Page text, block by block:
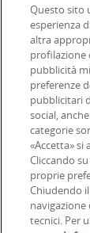
Email
Social
©2026
12927410154
Informazioni
Questo sito
esperienza
altra
profilazione
pubblicità
preferenze
pubblicitari
social,
categorie
«Accetta» si
Cliccando
proprie
Chiudendo
navigazione
tecnici. Per